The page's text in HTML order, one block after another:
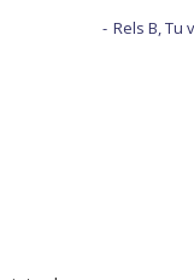
Rels B, Tu